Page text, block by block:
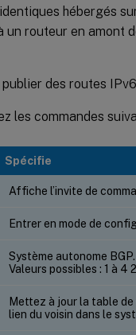
hébergés
un routeur en amont
des routes
les commandes
Spécifie
Affiche l’invite de
Entrer en mode de
Système autonome
Valeurs possibles : 1 à 4
Mettez à jour la table de
lien du voisin dans le